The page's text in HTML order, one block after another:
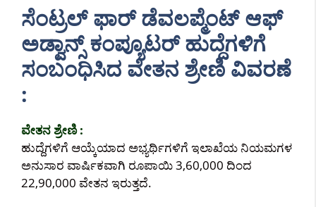
ಸೆಂಟ್ರಲ್ ಫಾರ್ ಡೆವಲಪ್ಮೆಂಟ್ ಆಫ್
ಅಡ್ವಾನ್ಸ್ ಕಂಪ್ಯೂಟರ್ ಹುದ್ದೆಗಳಿಗೆ
ಸಂಬಂಧಿಸಿದ ವೇತನ ಶ್ರೇಣಿ ವಿವರಣೆ
:
ವೇತನ ಶ್ರೇಣಿ :
ಹುದ್ದೆಗಳಿಗೆ ಆಯ್ಕೆಯಾದ ಅಭ್ಯರ್ಥಿಗಳಿಗೆ ಇಲಾಖೆಯ ನಿಯಮಗಳ
ಅನುಸಾರ ವಾರ್ಷಿಕವಾಗಿ ರೂಪಾಯಿ 3,60,000 ದಿಂದ
22,90,000 ವೇತನ ಇರುತ್ತದೆ.